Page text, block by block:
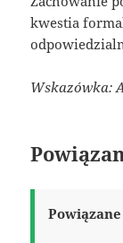
kwestia
Wskazówka: